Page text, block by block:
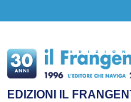
EDIZIONI IL